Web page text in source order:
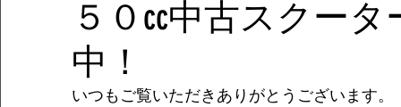
５０cc中古スクー
中！
いつもご覧いただきありがとうございます。